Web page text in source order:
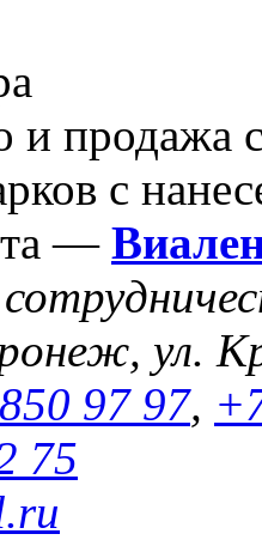
и продажа
с
—
ул.
97 97,
75